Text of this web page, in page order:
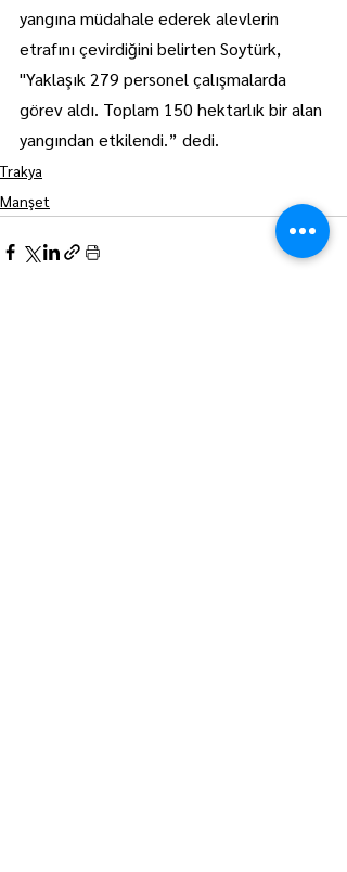
yangına müdahale ederek alevlerin
etrafını çevirdiğini belirten Soytürk,
"Yaklaşık 279 personel çalışmalarda
görev aldı. Toplam 150 hektarlık bir alan
yangından etkilendi.” dedi.
Trakya
Manşet